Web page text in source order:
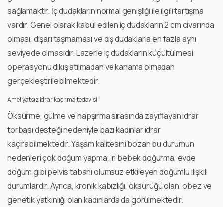
sağlamaktır. İç dudakların normal genişliği ile ilgili tartışma
vardır. Genel olarak kabul edilen iç dudakların 2 cm civarında
olması, dışarı taşmaması ve dış dudaklarla en fazla aynı
seviyede olmasıdır. Lazerle iç dudakların küçültülmesi
operasyonu dikiş atılmadan ve kanama olmadan
gerçekleştirilebilmektedir.
Ameliyatsız idrar kaçırma tedavisi
Öksürme, gülme ve hapşırma sırasında zayıflayan idrar
torbası desteği nedeniyle bazı kadınlar idrar
kaçırabilmektedir. Yaşam kalitesini bozan bu durumun
nedenleri çok doğum yapma, iri bebek doğurma, evde
doğum gibi pelvis tabanı olumsuz etkileyen doğumlu ilişkili
durumlardır. Ayrıca, kronik kabızlığı, öksürüğü olan, obez ve
genetik yatkınlığı olan kadınlarda da görülmektedir.